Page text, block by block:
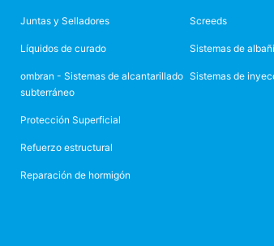
Juntas y Selladores
Líquidos de curado
ombran - Sistemas de alcantarillado
subterráneo
Protección Superficial
Refuerzo estructural
Reparación de hormigón
Screeds
Sistemas de
Sistemas de